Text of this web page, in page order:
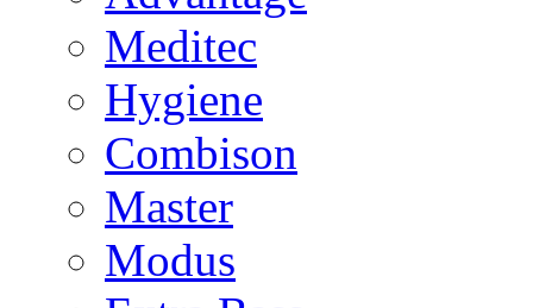
Meditec
Hygiene
Combison
Master
Modus